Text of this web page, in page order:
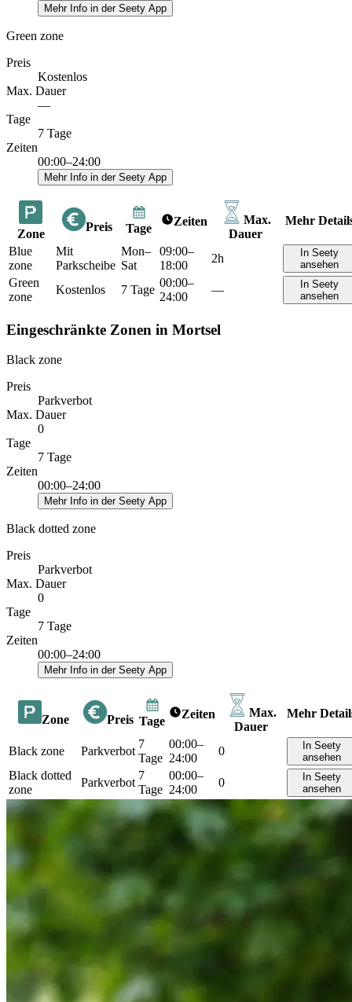
Mehr Info in der Seety App
Green zone
Preis
Kostenlos
Max. Dauer
—
Tage
7 Tage
Zeiten
00:00–24:00
Mehr Info in der Seety App
Zone
Preis Tage
Zeiten
Max.
Dauer
Mehr
Blue
zone
Mit
Parkscheibe
Mon–
Sat
09:00–
18:00
2h
In Seety
ansehen
Green
zone
Kostenlos 7 Tage
00:00–
24:00
—
In Seety
ansehen
Eingeschränkte Zonen in Mortsel
Black zone
Preis
Parkverbot
Max. Dauer
0
Tage
7 Tage
Zeiten
00:00–24:00
Mehr Info in der Seety App
Black dotted zone
Preis
Parkverbot
Max. Dauer
0
Tage
7 Tage
Zeiten
00:00–24:00
Mehr Info in der Seety App
Zone Preis Tage
Zeiten
Max.
Dauer
Mehr
Black zone Parkverbot
7
Tage
00:00–
24:00
0
In Seety
ansehen
Black dotted
zone
Parkverbot
7
Tage
00:00–
24:00
0
In Seety
ansehen